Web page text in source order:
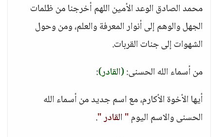
محمد الصادق الوعد الأمين اللهم أخرجنا من ظلمات
الجهل والوهم إلى أنوار المعرفة والعلم، ومن وحول
الشهوات إلى جنات القربات.
من أسماء الله الحسنى:(القادر):
أيها الأخوة الأكارم، مع اسم جديد من أسماء الله
الحسنى والاسم اليوم" القادر ".